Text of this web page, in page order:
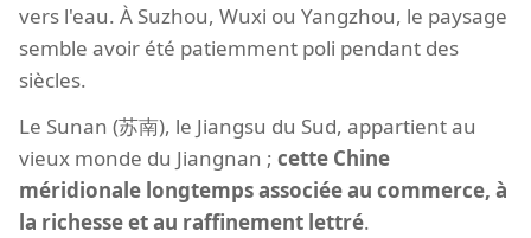
vers l'eau. À Suzhou, Wuxi ou Yangzhou, le paysage
semble avoir été patiemment poli pendant des
siècles.
Le Sunan (苏南), le Jiangsu du Sud, appartient au
vieux monde du Jiangnan ; cette Chine
méridionale longtemps associée au commerce, à
la richesse et au raffinement lettré.